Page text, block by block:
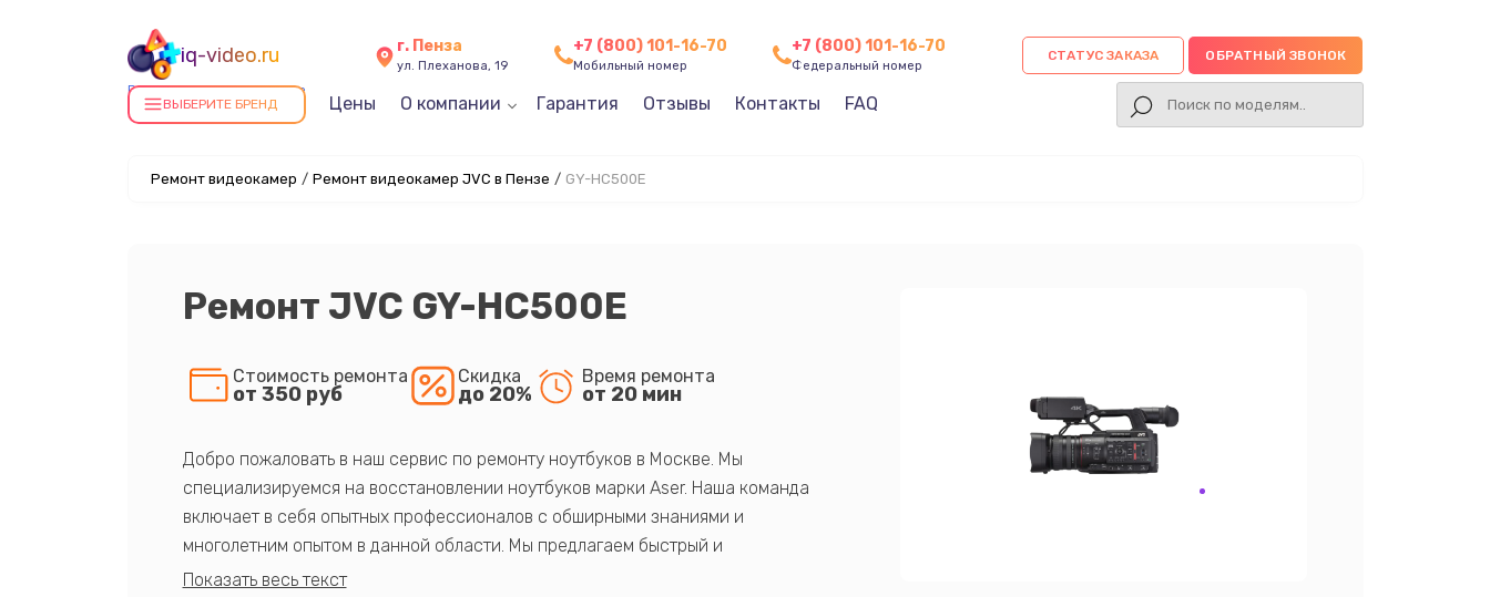
iq-video.ru
Ремонт видеокамер в Пензе
г. Пенза
ул. Плеханова, 19
+7 (800) 101-16-70
Мобильный номер
+7 (800) 101-16-70
Федеральный номер
СТАТУС ЗАКАЗА ОБРАТНЫЙ ЗВОНОК
ВЫБЕРИТЕ БРЕНД Цены О компании Гарантия Отзывы Контакты FAQ
Ремонт видеокамер / Ремонт видеокамер JVC в Пензе / GY-HС500E
Ремонт JVC GY-HС500E
Стоимость ремонта
от 350 руб
Скидка
до 20%
Время ремонта
от 20 мин
Добро пожаловать в наш сервис по ремонту ноутбуков в Москве. Мы
специализируемся на восстановлении ноутбуков марки Aser. Наша команда
включает в себя опытных профессионалов с обширными знаниями и
многолетним опытом в данной области. Мы предлагаем быстрый и
качественный ремонт с использованием оригинальных компонентов, а также